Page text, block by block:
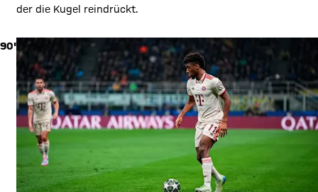
der die Kugel reindrückt.
90'